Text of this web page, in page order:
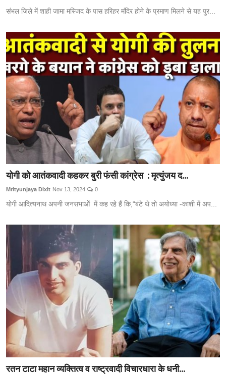
संभल जिले में शाही जामा मस्जिद के पास हरिहर मंदिर होने के प्रमाण मिलने से यह पुर...
योगी को आतंकवादी कहकर बुरी फंसी कांग्रेस : मृत्युंजय द...
Mrityunjaya Dixit Nov 13, 2024 0
योगी आदित्यनाथ अपनी जनसभाओें में कह रहे हैं कि,“बंटे थे तो अयोध्या -काशी में अप...
रतन टाटा महान व्यक्तित्व व राष्ट्रवादी विचारधारा के धनी...